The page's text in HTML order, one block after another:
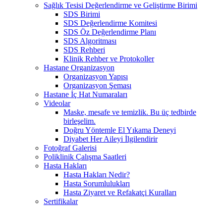
Sağlık Tesisi Değerlendirme ve Geliştirme Birimi
SDS Birimi
SDS Değerlendirme Komitesi
SDS Öz Değerlendirme Planı
SDS Algoritması
SDS Rehberi
Klinik Rehber ve Protokoller
Hastane Organizasyon
Organizasyon Yapısı
Organizasyon Şeması
Hastane İç Hat Numaraları
Videolar
Maske, mesafe ve temizlik. Bu üç tedbirde
birleşelim.
Doğru Yöntemle El Yıkama Deneyi
Diyabet Her Aileyi İlgilendirir
Fotoğraf Galerisi
Poliklinik Çalışma Saatleri
Hasta Hakları
Hasta Hakları Nedir?
Hasta Sorumlulukları
Hasta Ziyaret ve Refakatçi Kuralları
Sertifikalar